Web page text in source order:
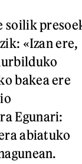
soilik
«Izan ere,
bakea ere
Egunari:
abiatuko